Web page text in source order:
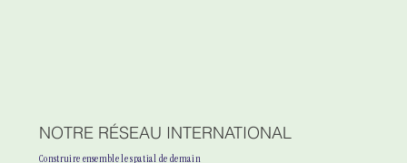
NOTRE RÉSEAU INTERNATIONAL
Construire ensemble le spatial de demain